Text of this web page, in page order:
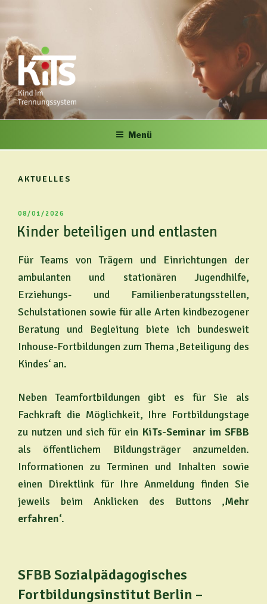
springen
KITS
Kind im Trennungssystem
Menü
AKTUELLES
VERÖFFENTLICHT
AM
08/01/2026
Kinder beteiligen und entlasten
Für Teams von Trägern und Einrichtungen der
ambulanten und stationären Jugendhilfe,
Erziehungs- und Familienberatungsstellen,
Schulstationen sowie für alle Arten kindbezogener
Beratung und Begleitung biete ich bundesweit
Inhouse-Fortbildungen zum Thema ‚Beteiligung des
Kindes‘ an.
Neben Teamfortbildungen gibt es für Sie als
Fachkraft die Möglichkeit, Ihre Fortbildungstage
zu nutzen und sich für ein KiTs-Seminar im SFBB
als öffentlichem Bildungsträger anzumelden.
Informationen zu Terminen und Inhalten sowie
einen Direktlink für Ihre Anmeldung finden Sie
jeweils beim Anklicken des Buttons ‚Mehr
erfahren‘.
SFBB Sozialpädagogisches
Fortbildungsinstitut Berlin –